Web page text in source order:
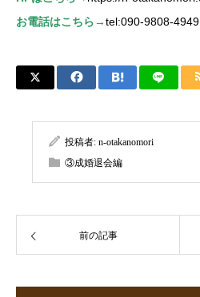
お電話はこちら→tel:090-9808-4949
投稿者: n-otakanomori
③成婚退会編
前の記事